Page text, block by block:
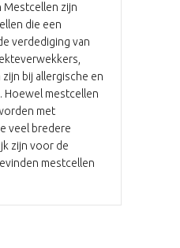
Mestcellen zijn
die een
verdediging van
bij allergische en
mestcellen
met
veel bredere
zijn voor de
mestcellen